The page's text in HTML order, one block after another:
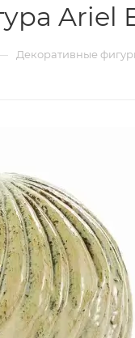
Ariel
Декоративные